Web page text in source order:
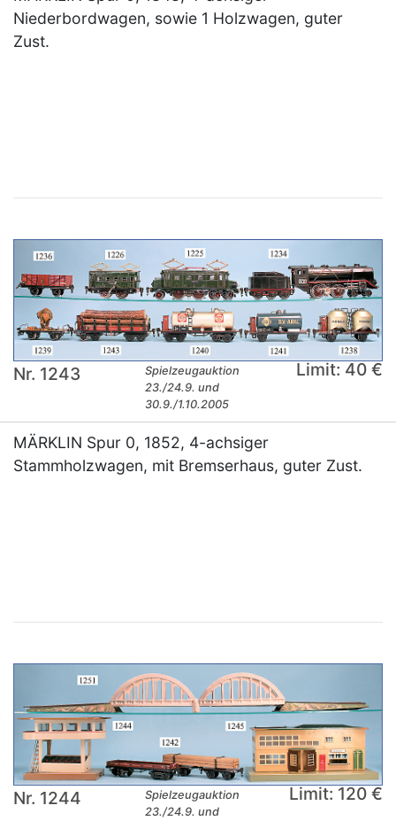
Niederbordwagen, sowie 1 Holzwagen, guter
Zust.
Nr. 1243
Spielzeugauktion
23./24.9. und
30.9./1.10.2005
Limit: 40 €
MÄRKLIN Spur 0, 1852, 4-achsiger
Stammholzwagen, mit Bremserhaus, guter Zust.
Nr. 1244
Spielzeugauktion
23./24.9. und
Limit: 120 €